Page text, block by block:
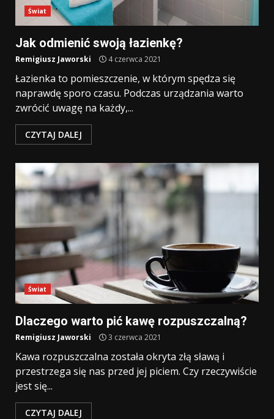
Świat
Jak odmienić swoją łazienkę?
Remigiusz Jaworski 4 czerwca 2021
Łazienka to pomieszczenie, w którym spędza się
naprawdę sporo czasu. Podczas urządzania warto
zwrócić uwagę na każdy,...
CZYTAJ DALEJ
Świat
Dlaczego warto pić kawę rozpuszczalną?
Remigiusz Jaworski 3 czerwca 2021
Kawa rozpuszczalna została okryta złą sławą i
przestrzega się nas przed jej piciem. Czy rzeczywiście
jest się...
CZYTAJ DALEJ